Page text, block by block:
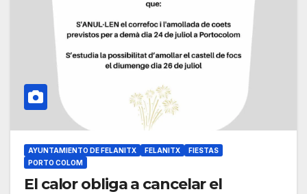
AYUNTAMIENTO DE FELANITX FELANITX
FIESTAS
PORTO COLOM
El calor obliga a cancelar el